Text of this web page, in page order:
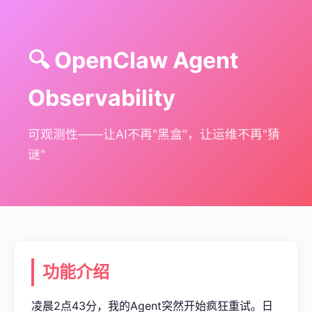
🔍 OpenClaw Agent
Observability
可观测性——让AI不再"黑盒"，让运维不再"猜
谜"
功能介绍
凌晨2点43分，我的Agent突然开始疯狂重试。日